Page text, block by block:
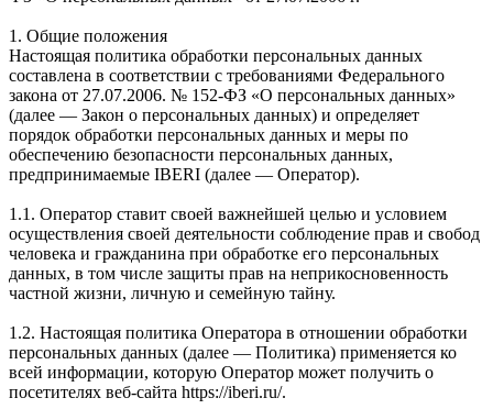
1. Общие положения
Настоящая политика обработки персональных данных
составлена в соответствии с требованиями Федерального
закона от 27.07.2006. № 152-ФЗ «О персональных данных»
(далее — Закон о персональных данных) и определяет
порядок обработки персональных данных и меры по
обеспечению безопасности персональных данных,
предпринимаемые IBERI (далее — Оператор).
1.1. Оператор ставит своей важнейшей целью и условием
осуществления своей деятельности соблюдение прав и свобод
человека и гражданина при обработке его персональных
данных, в том числе защиты прав на неприкосновенность
частной жизни, личную и семейную тайну.
1.2. Настоящая политика Оператора в отношении обработки
персональных данных (далее — Политика) применяется ко
всей информации, которую Оператор может получить о
посетителях веб-сайта https://iberi.ru/.